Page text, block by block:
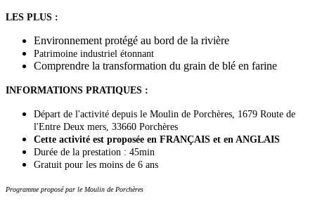
LES PLUS :
Environnement protégé au bord de la rivière
Patrimoine industriel étonnant
Comprendre la transformation du grain de blé en farine
INFORMATIONS PRATIQUES :
Départ de l'activité depuis le Moulin de Porchères, 1679 Route de
l'Entre Deux mers, 33660 Porchères
Cette activité est proposée en FRANÇAIS et en ANGLAIS
Durée de la prestation : 45min
Gratuit pour les moins de 6 ans
Programme proposé par le Moulin de Porchères